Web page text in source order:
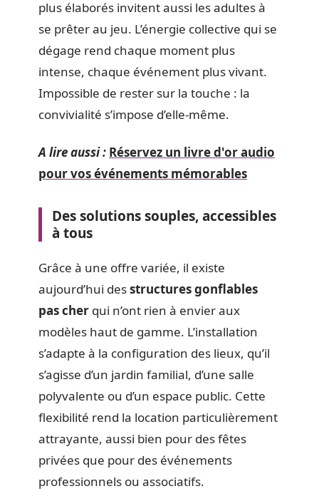
plus élaborés invitent aussi les adultes à
se prêter au jeu. L’énergie collective qui se
dégage rend chaque moment plus
intense, chaque événement plus vivant.
Impossible de rester sur la touche : la
convivialité s’impose d’elle-même.
A lire aussi : Réservez un livre d'or audio
pour vos événements mémorables
Des solutions souples, accessibles
à tous
Grâce à une offre variée, il existe
aujourd’hui desstructures gonflables
pas cher qui n’ont rien à envier aux
modèles haut de gamme. L’installation
s’adapte à la configuration des lieux, qu’il
s’agisse d’un jardin familial, d’une salle
polyvalente ou d’un espace public. Cette
flexibilité rend la location particulièrement
attrayante, aussi bien pour des fêtes
privées que pour des événements
professionnels ou associatifs.